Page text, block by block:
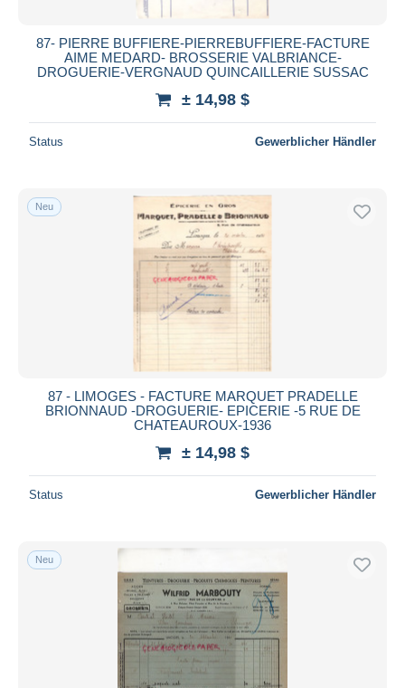
87- PIERRE BUFFIERE-PIERREBUFFIERE-FACTURE
AIME MEDARD- BROSSERIE VALBRIANCE-
DROGUERIE-VERGNAUD QUINCAILLERIE SUSSAC
± 14,98 $
Status Gewerblicher Händler
Neu
87 - LIMOGES - FACTURE MARQUET PRADELLE
BRIONNAUD -DROGUERIE- EPICERIE -5 RUE DE
CHATEAUROUX-1936
± 14,98 $
Status Gewerblicher Händler
Neu